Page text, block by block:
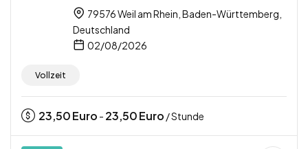
79576 Weil am Rhein, Baden-Württemberg,
Deutschland
02/08/2026
Vollzeit
23,50Euro - 23,50Euro / Stunde